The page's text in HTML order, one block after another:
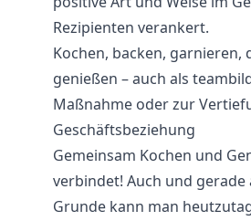
Rezipienten verankert.
Kochen, backen, garnieren,
genießen – auch als
Maßnahme oder zur
Geschäftsbeziehung
Gemeinsam Kochen und
verbindet! Auch und gerade
Grunde kann man